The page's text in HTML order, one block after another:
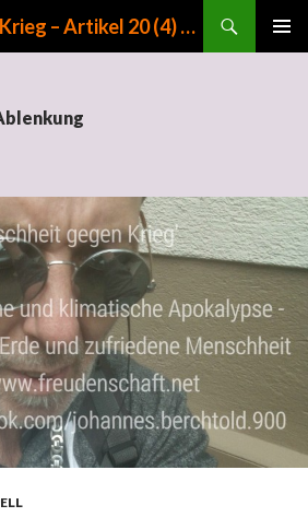
Menschheit gegen Krieg – Artikel 20 (4) GG